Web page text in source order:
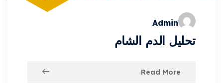
Admin
تحليل الدم الشام
Read More